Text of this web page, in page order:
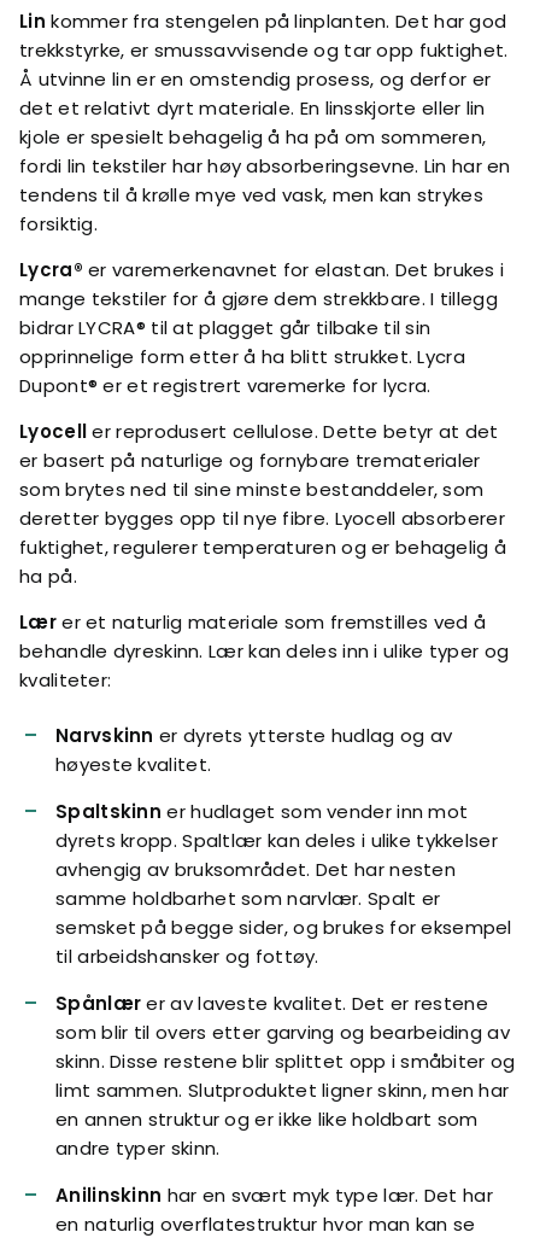
Lin kommer fra stengelen på linplanten. Det har god
trekkstyrke, er smussavvisende og tar opp fuktighet.
Å utvinne lin er en omstendig prosess, og derfor er
det et relativt dyrt materiale. En linsskjorte eller lin
kjole er spesielt behagelig å ha på om sommeren,
fordi lin tekstiler har høy absorberingsevne. Lin har en
tendens til å krølle mye ved vask, men kan strykes
forsiktig.
Lycra® er varemerkenavnet for elastan. Det brukes i
mange tekstiler for å gjøre dem strekkbare. I tillegg
bidrar LYCRA® til at plagget går tilbake til sin
opprinnelige form etter å ha blitt strukket. Lycra
Dupont® er et registrert varemerke for lycra.
Lyoceller reprodusert cellulose. Dette betyr at det
er basert på naturlige og fornybare trematerialer
som brytes ned til sine minste bestanddeler, som
deretter bygges opp til nye fibre. Lyocell absorberer
fuktighet, regulerer temperaturen og er behagelig å
ha på.
Lærer et naturlig materiale som fremstilles ved å
behandle dyreskinn. Lær kan deles inn i ulike typer og
kvaliteter:
Narvskinn er dyrets ytterste hudlag og av
høyeste kvalitet.
Spaltskinn er hudlaget som vender inn mot
dyrets kropp. Spaltlær kan deles i ulike tykkelser
avhengig av bruksområdet. Det har nesten
samme holdbarhet som narvlær. Spalt er
semsket på begge sider, og brukes for eksempel
til arbeidshansker og fottøy.
Spånlærer av laveste kvalitet. Det er restene
som blir til overs etter garving og bearbeiding av
skinn. Disse restene blir splittet opp i småbiter og
limt sammen. Slutproduktet ligner skinn, men har
en annen struktur og er ikke like holdbart som
andre typer skinn.
Anilinskinn har en svært myk type lær. Det har
en naturlig overflatestruktur hvor man kan se